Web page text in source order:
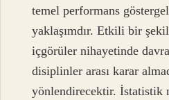
temel performans
yaklaşımdır. Etkili bir
içgörüler nihayetinde
disiplinler arası karar
yönlendirecektir. İstatistik